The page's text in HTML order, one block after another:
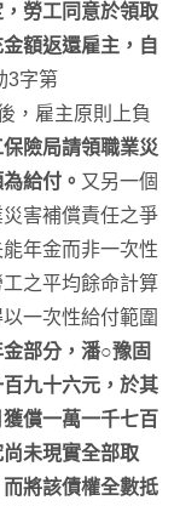
勞工同意於領取
額返還雇主，自
3字第
，雇主原則上負
險局請領職業災
給付。 又另一個
害補償責任之爭
年金而非一次性
之平均餘命計算
一次性給付範圍
部分，潘○豫固
九十六元，於其
償一萬一千七百
未現實全部取
將該債權全數抵